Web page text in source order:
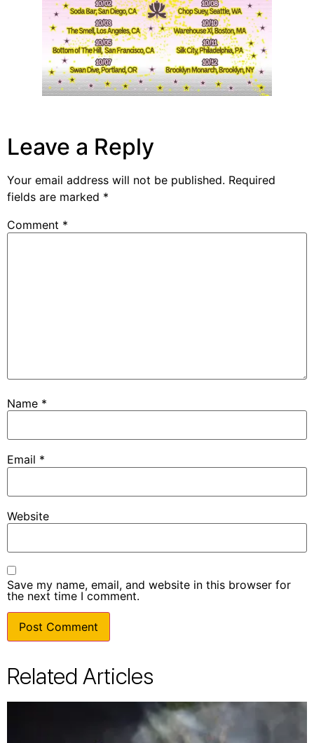
Leave a Reply
Your email address will not be published. Required
fields are marked *
Comment *
Name *
Email *
Website
Save my name, email, and website in this browser for
the next time I comment.
Related Articles